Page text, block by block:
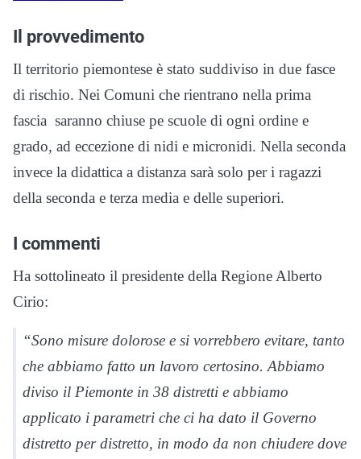
Il provvedimento
Il territorio piemontese è stato suddiviso in due fasce
di rischio. Nei Comuni che rientrano nella prima
fascia saranno chiuse pe scuole di ogni ordine e
grado, ad eccezione di nidi e micronidi. Nella seconda
invece la didattica a distanza sarà solo per i ragazzi
della seconda e terza media e delle superiori.
I commenti
Ha sottolineato il presidente della Regione Alberto
Cirio:
“Sono misure dolorose e si vorrebbero evitare, tanto
che abbiamo fatto un lavoro certosino. Abbiamo
diviso il Piemonte in 38 distretti e abbiamo
applicato i parametri che ci ha dato il Governo
distretto per distretto, in modo da non chiudere dove